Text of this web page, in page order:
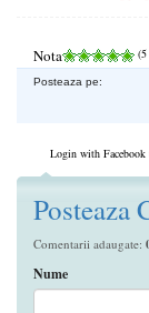
Nota (5
Posteaza pe:
Login with Facebook
Posteaza
Comentarii adaugate:
Nume